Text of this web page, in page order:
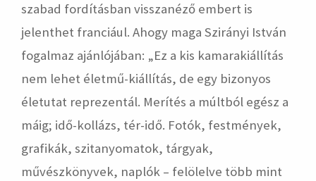
szabad fordításban visszanéző embert is
jelenthet franciául. Ahogy maga Szirányi István
fogalmaz ajánlójában: „Ez a kis kamarakiállítás
nem lehet életmű-kiállítás, de egy bizonyos
életutat reprezentál. Merítés a múltból egész a
máig; idő-kollázs, tér-idő. Fotók, festmények,
grafikák, szitanyomatok, tárgyak,
művészkönyvek, naplók – felölelve több mint